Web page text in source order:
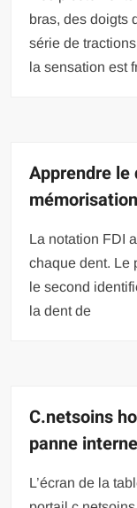
bras, des doigts
série de
la sensation est
Apprendre
La notation FDI
chaque dent. Le
le second
la dent de
C.netsoins
panne
L’écran de la